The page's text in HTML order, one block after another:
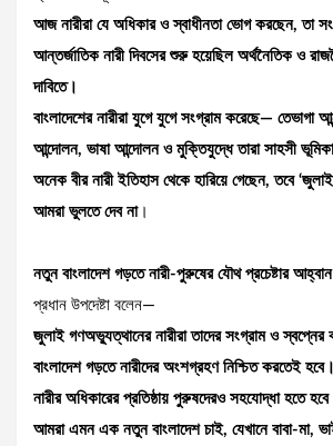
আজ নারীরা যে অধিকার ও স্বাধীনতা ভোগ করছেন, তা
আন্তর্জাতিক নারী দিবসের শুরু হয়েছিল অর্থনৈতিক ও
দাবিতে।
বাংলাদেশের নারীরা যুগে যুগে সংগ্রাম করেছে— তেভাগা
আন্দোলন, ভাষা আন্দোলন ও মুক্তিযুদ্ধে তারা সাহসী
অনেক বীর নারী ইতিহাস থেকে হারিয়ে গেছেন, তবে
আমরা ভুলতে দেব না।
নতুন বাংলাদেশ গড়তে নারী-পুরুষের যৌথ প্রচেষ্টার আহ্বান
প্রধান উপদেষ্টা বলেন—
জুলাই গণঅভ্যুত্থানের নারীরা তাদের সংগ্রাম ও
বাংলাদেশ গড়তে নারীদের অংশগ্রহণ নিশ্চিত করতেই হবে।
নারীর অধিকারের প্রতিষ্ঠায় পুরুষদেরও সহযোদ্ধা হতে
আমরা এমন এক নতুন বাংলাদেশ চাই, যেখানে বাবা-মা,